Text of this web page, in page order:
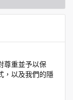
尊重並予以保
，以及我們的隱